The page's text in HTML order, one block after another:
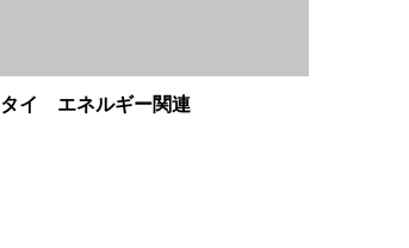
タイ エネルギー関連